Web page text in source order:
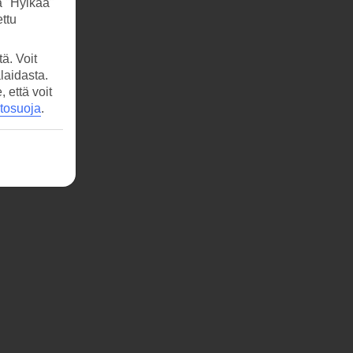
Voit
että voit
.